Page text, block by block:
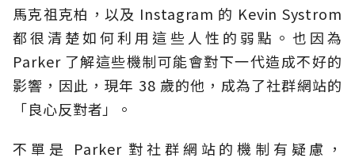
馬克祖克柏，以及 Instagram 的 Kevin Systrom
都很清楚如何利用這些人性的弱點。也因為
Parker 了解這些機制可能會對下一代造成不好的
影響，因此，現年 38 歲的他，成為了社群網站的
「良心反對者」。
不單是 Parker 對社群網站的機制有疑慮，